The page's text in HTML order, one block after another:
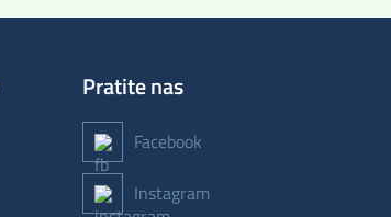
Pratite nas
Facebook
Instagram